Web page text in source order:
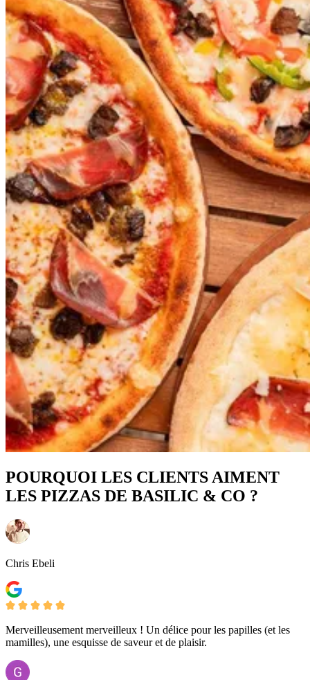
POURQUOI LES CLIENTS AIMENT
LES PIZZAS DE BASILIC & CO ?
Chris Ebeli
Merveilleusement merveilleux ! Un délice pour les papilles (et les
mamilles), une esquisse de saveur et de plaisir.